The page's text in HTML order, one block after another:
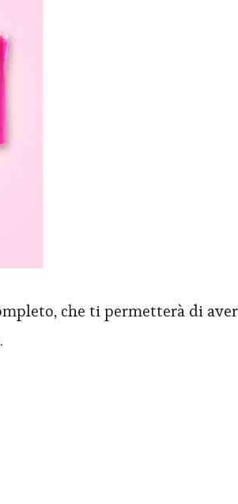
che ti permetterà di